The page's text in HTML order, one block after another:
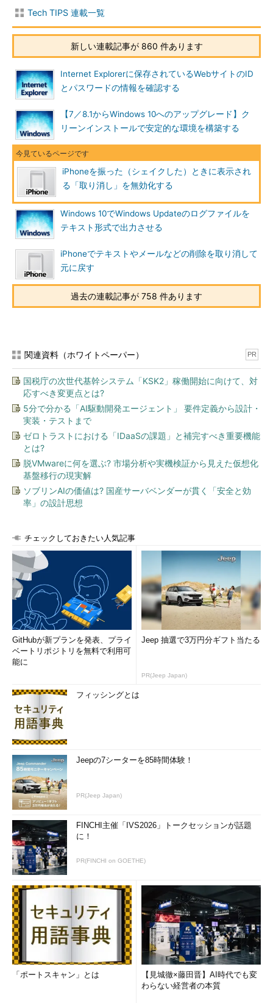
Tech TIPS 連載一覧
新しい連載記事が 860 件あります
Internet Explorerに保存されているWebサイトのID
とパスワードの情報を確認する
【7／8.1からWindows 10へのアップグレード】ク
リーンインストールで安定的な環境を構築する
iPhoneを振った（シェイクした）ときに表示され
る「取り消し」を無効化する
Windows 10でWindows Updateのログファイルを
テキスト形式で出力させる
iPhoneでテキストやメールなどの削除を取り消して
元に戻す
過去の連載記事が 758 件あります
関連資料（ホワイトペーパー） PR
国税庁の次世代基幹システム「KSK2」稼働開始に向けて、対
応すべき変更点とは?
5分で分かる「AI駆動開発エージェント」 要件定義から設計・
実装・テストまで
ゼロトラストにおける「IDaaSの課題」と補完すべき重要機能
とは?
脱VMwareに何を選ぶ? 市場分析や実機検証から見えた仮想化
基盤移行の現実解
ソブリンAIの価値は? 国産サーバベンダーが貫く「安全と効
率」の設計思想
チェックしておきたい人気記事
GitHubが新プランを発表、プライ
ベートリポジトリを無料で利用可
能に
Jeep 抽選で3万円分ギフト当たる
PR(Jeep Japan)
フィッシングとは
Jeepの7シーターを85時間体験！
PR(Jeep Japan)
FINCHI主催「IVS2026」トークセッションが話題
に！
PR(FINCHI on GOETHE)
「ポートスキャン」とは
【見城徹×藤田晋】AI時代でも変
わらない経営者の本質